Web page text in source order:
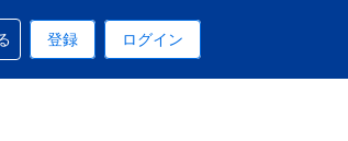
ドルです
日本語です
を受けられます
登録 ログイン